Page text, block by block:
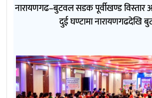
नारायणगढ–बुटवल सडक पूर्वीखण्ड विस्तार
दुई घण्टामा नारायणगढदेखि